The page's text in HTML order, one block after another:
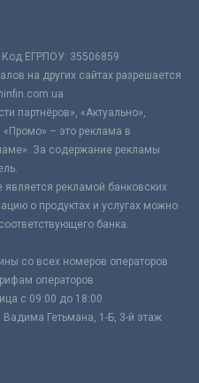
ЕГРПОУ: 35506859
на других сайтах разрешается
партнёров», «Актуально»,
«Промо» – это реклама в
За содержание рекламы
рекламой банковских
о продуктах и услугах можно
банка.
со всех номеров операторов
операторов
с 09:00 до 18:00
Гетьмана, 1-Б, 3-й этаж